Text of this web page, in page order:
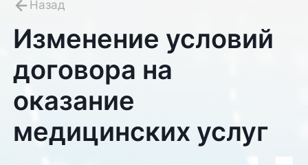
Изменение условий
договора на
оказание
медицинских услуг